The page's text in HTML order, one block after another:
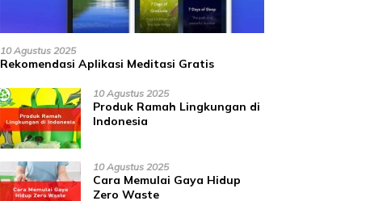
10 Agustus 2025
Rekomendasi Aplikasi Meditasi Gratis
10 Agustus 2025
Produk Ramah Lingkungan di
Indonesia
10 Agustus 2025
Cara Memulai Gaya Hidup
Zero Waste